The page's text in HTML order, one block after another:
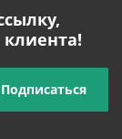
клиента!